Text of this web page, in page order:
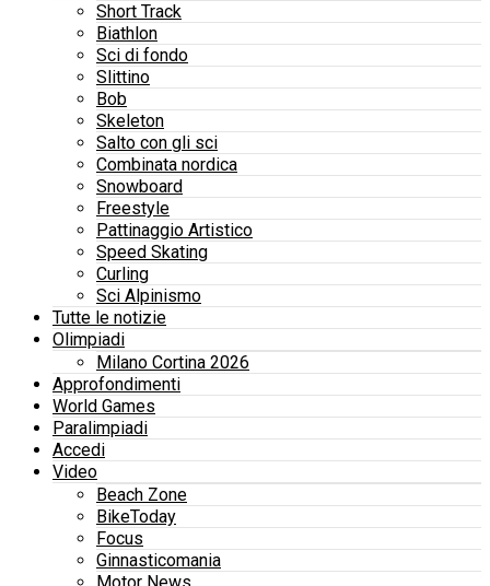
Short Track
Biathlon
Sci di fondo
Slittino
Bob
Skeleton
Salto con gli sci
Combinata nordica
Snowboard
Freestyle
Pattinaggio Artistico
Speed Skating
Curling
Sci Alpinismo
Tutte le notizie
Olimpiadi
Milano Cortina 2026
Approfondimenti
World Games
Paralimpiadi
Accedi
Video
Beach Zone
BikeToday
Focus
Ginnasticomania